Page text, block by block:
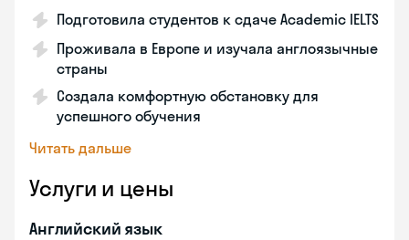
Подготовила студентов к сдаче Academic IELTS
Проживала в Европе и изучала англоязычные
страны
Создала комфортную обстановку для
успешного обучения
Читать дальше
Услуги и цены
Английский язык